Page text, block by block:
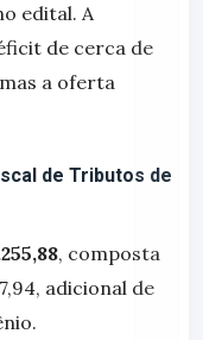
edital. A
de cerca de
a oferta
de Tributos de
, composta
adicional de